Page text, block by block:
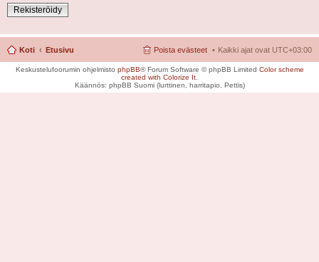
Rekisteröidy
Koti Etusivu Kaikki ajat ovat UTC+03:00
Poista evästeet
Keskustelufoorumin ohjelmisto phpBB® Forum Software © phpBB Limited Color scheme
created with Colorize It
Käännös: phpBB Suomi (lurttinen, harritapio, Pettis)